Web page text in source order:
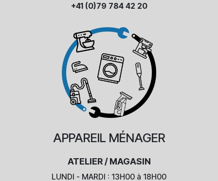
+41 (0)79 784 42 20
APPAREIL MÉNAGER
ATELIER / MAGASIN
LUNDI - MARDI : 13H00 à 18H00